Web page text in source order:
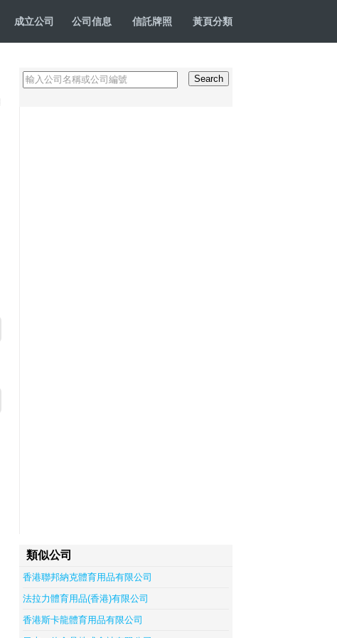
成立公司 公司信息 信託牌照 黃頁分類
類似公司
香港聯邦納克體育用品有限公司
法拉力體育用品(香港)有限公司
香港斯卡龍體育用品有限公司